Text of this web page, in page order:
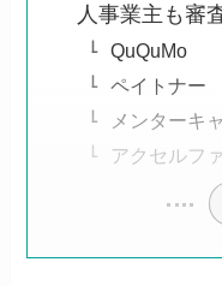
人事業主も審
QuQuMo
ペイトナー
メンターキ
アクセルフ